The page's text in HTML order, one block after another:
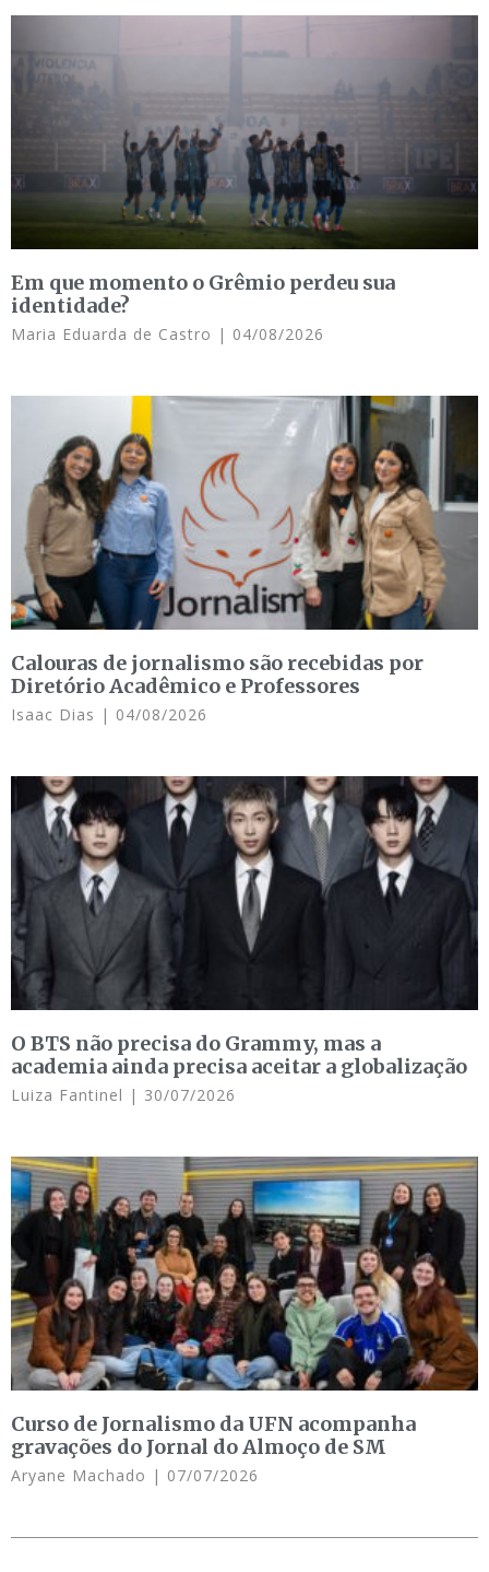
Em que momento o Grêmio perdeu sua
identidade?
Maria Eduarda de Castro 04/08/2026
Calouras de jornalismo são recebidas por
Diretório Acadêmico e Professores
Isaac Dias 04/08/2026
O BTS não precisa do Grammy, mas a
academia ainda precisa aceitar a globalização
Luiza Fantinel 30/07/2026
Curso de Jornalismo da UFN acompanha
gravações do Jornal do Almoço de SM
Aryane Machado 07/07/2026